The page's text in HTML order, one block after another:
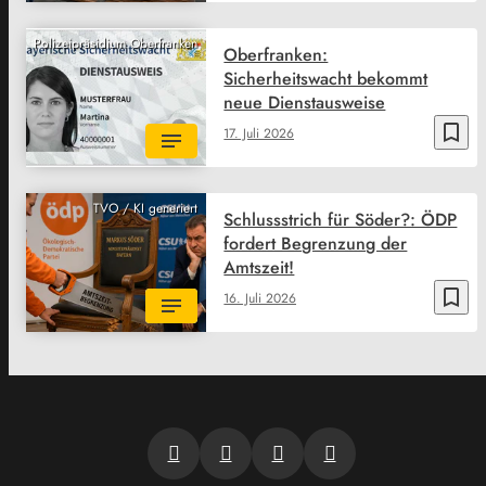
Polizeipräsidium Oberfranken
bookmark_border
17. Juli 2026
Oberfranken:
Sicherheitswacht bekommt
neue Dienstausweise
TVO / KI generiert
bookmark_border
16. Juli 2026
Schlussstrich für Söder?: ÖDP
fordert Begrenzung der
Amtszeit!